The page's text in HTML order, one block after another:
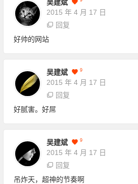
吴建斌
2015 年 4 月 17 日
回复
好帅的网站
吴建斌 9
2015 年 4 月 17 日
回复
好腻害。好屌
吴建斌 9
2015 年 4 月 17 日
回复
吊炸天，超神的节奏啊